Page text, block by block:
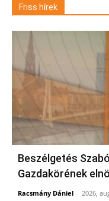
Friss hírek
Beszélgetés
Gazdakörének
Racsmány Dániel - 2026,